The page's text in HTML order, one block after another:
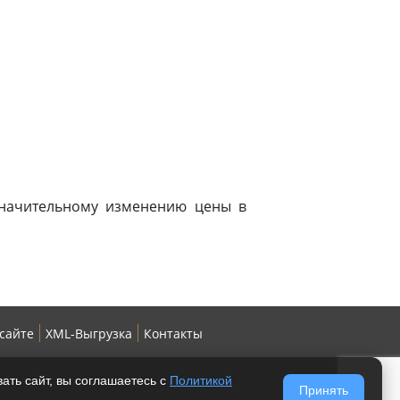
изменению цены в
XML-Выгрузка Контакты
сайт, вы соглашаетесь с Политикой
Принять